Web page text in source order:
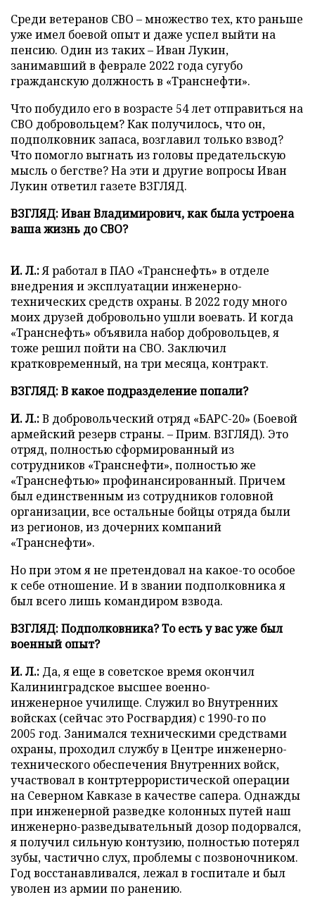
Среди ветеранов СВО – множество тех, кто раньше
уже имел боевой опыт и даже успел выйти на
пенсию. Один из таких – Иван Лукин,
занимавший в феврале 2022 года сугубо
гражданскую должность в «Транснефти».
Что побудило его в возрасте 54 лет отправиться на
СВО добровольцем? Как получилось, что он,
подполковник запаса, возглавил только взвод?
Что помогло выгнать из головы предательскую
мысль о бегстве? На эти и другие вопросы Иван
Лукин ответил газете ВЗГЛЯД.
ВЗГЛЯД: Иван Владимирович, как была устроена
ваша жизнь до СВО?
И. Л.:Я работал в ПАО «Транснефть» в отделе
внедрения и эксплуатации инженерно-
технических средств охраны. В 2022 году много
моих друзей добровольно ушли воевать. И когда
«Транснефть» объявила набор добровольцев, я
тоже решил пойти на СВО. Заключил
кратковременный, на три месяца, контракт.
ВЗГЛЯД: В какое подразделение попали?
И. Л.:В добровольческий отряд «БАРС-20» (Боевой
армейский резерв страны. – Прим. ВЗГЛЯД). Это
отряд, полностью сформированный из
сотрудников «Транснефти», полностью же
«Транснефтью» профинансированный. Причем
был единственным из сотрудников головной
организации, все остальные бойцы отряда были
из регионов, из дочерних компаний
«Транснефти».
Но при этом я не претендовал на какое-то особое
к себе отношение. И в звании подполковника я
был всего лишь командиром взвода.
ВЗГЛЯД: Подполковника? То есть у вас уже был
военный опыт?
И. Л.: Да, я еще в советское время окончил
Калининградское высшее военно-
инженерное училище. Служил во Внутренних
войсках (сейчас это Росгвардия) с 1990-го по
2005 год. Занимался техническими средствами
охраны, проходил службу в Центре инженерно-
технического обеспечения Внутренних войск,
участвовал в контртеррористической операции
на Северном Кавказе в качестве сапера. Однажды
при инженерной разведке колонных путей наш
инженерно-разведывательный дозор подорвался,
я получил сильную контузию, полностью потерял
зубы, частично слух, проблемы с позвоночником.
Год восстанавливался, лежал в госпитале и был
уволен из армии по ранению.